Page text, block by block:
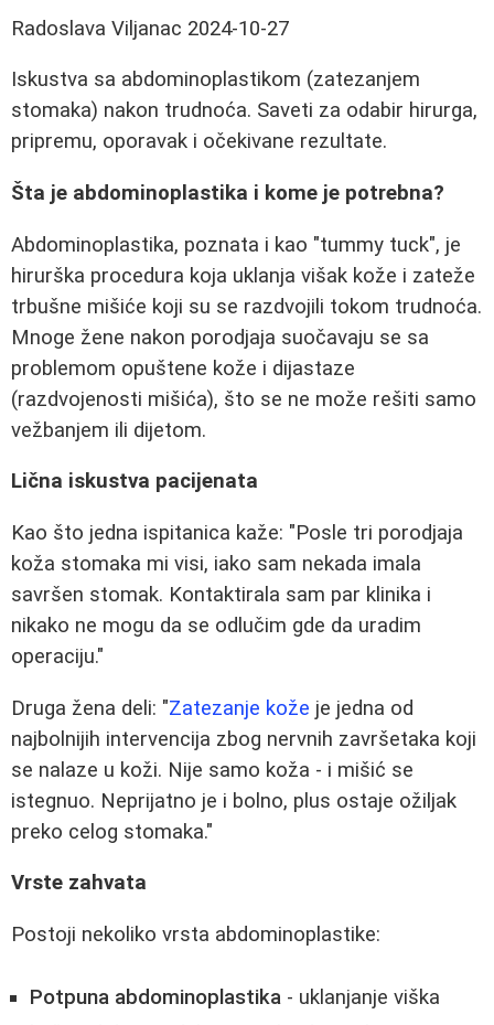
Radoslava Viljanac 2024-10-27
Iskustva sa abdominoplastikom (zatezanjem
stomaka) nakon trudnoća. Saveti za odabir hirurga,
pripremu, oporavak i očekivane rezultate.
Šta je abdominoplastika i kome je potrebna?
Abdominoplastika, poznata i kao "tummy tuck", je
hirurška procedura koja uklanja višak kože i zateže
trbušne mišiće koji su se razdvojili tokom trudnoća.
Mnoge žene nakon porodjaja suočavaju se sa
problemom opuštene kože i dijastaze
(razdvojenosti mišića), što se ne može rešiti samo
vežbanjem ili dijetom.
Lična iskustva pacijenata
Kao što jedna ispitanica kaže: "Posle tri porodjaja
koža stomaka mi visi, iako sam nekada imala
savršen stomak. Kontaktirala sam par klinika i
nikako ne mogu da se odlučim gde da uradim
operaciju."
Druga žena deli: "Zatezanje kože je jedna od
najbolnijih intervencija zbog nervnih završetaka koji
se nalaze u koži. Nije samo koža - i mišić se
istegnuo. Neprijatno je i bolno, plus ostaje ožiljak
preko celog stomaka."
Vrste zahvata
Postoji nekoliko vrsta abdominoplastike:
Potpuna abdominoplastika - uklanjanje viška